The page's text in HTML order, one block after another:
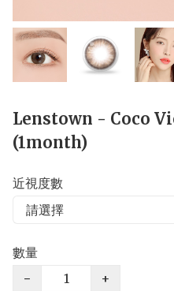
Lenstown - Coco
(1month)
近視度數
數量
−
+